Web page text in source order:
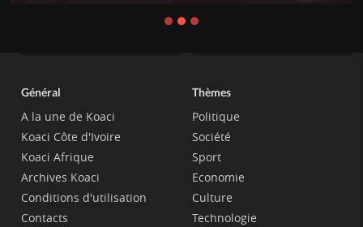
Général
A la une de Koaci
Koaci Côte d'Ivoire
Koaci Afrique
Archives Koaci
Conditions d'utilisation
Contacts
Thèmes
Politique
Société
Sport
Economie
Culture
Technologie